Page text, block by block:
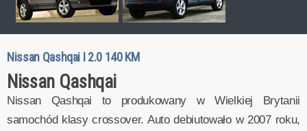
Nissan Qashqai I 2.0 140 KM
Nissan Qashqai
Nissan Qashqai to produkowany w Wielkiej Brytanii
samochód klasy crossover. Auto debiutowało w 2007 roku,